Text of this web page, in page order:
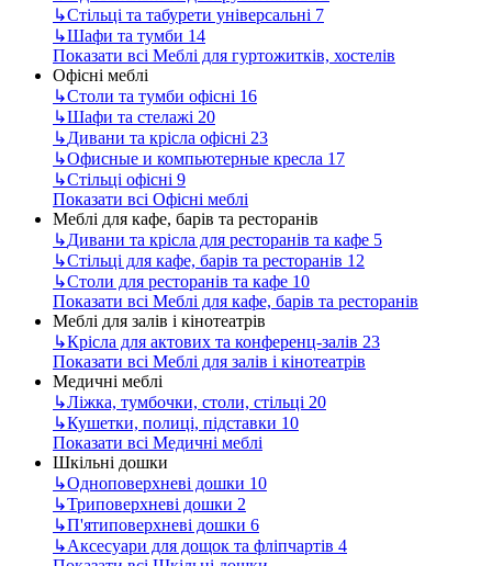
↳Стільці та табурети універсальні 7
↳Шафи та тумби 14
Показати всі Меблі для гуртожитків, хостелів
Офісні меблі
↳Столи та тумби офісні 16
↳Шафи та стелажі 20
↳Дивани та крісла офісні 23
↳Офисные и компьютерные кресла 17
↳Стільці офісні 9
Показати всі Офісні меблі
Меблі для кафе, барів та ресторанів
↳Дивани та крісла для ресторанів та кафе 5
↳Стільці для кафе, барів та ресторанів 12
↳Столи для ресторанів та кафе 10
Показати всі Меблі для кафе, барів та ресторанів
Меблі для залів і кінотеатрів
↳Крісла для актових та конференц-залів 23
Показати всі Меблі для залів і кінотеатрів
Медичні меблі
↳Ліжка, тумбочки, столи, стільці 20
↳Кушетки, полиці, підставки 10
Показати всі Медичні меблі
Шкільні дошки
↳Одноповерхневі дошки 10
↳Триповерхневі дошки 2
↳П'ятиповерхневі дошки 6
↳Аксесуари для дощок та фліпчартів 4